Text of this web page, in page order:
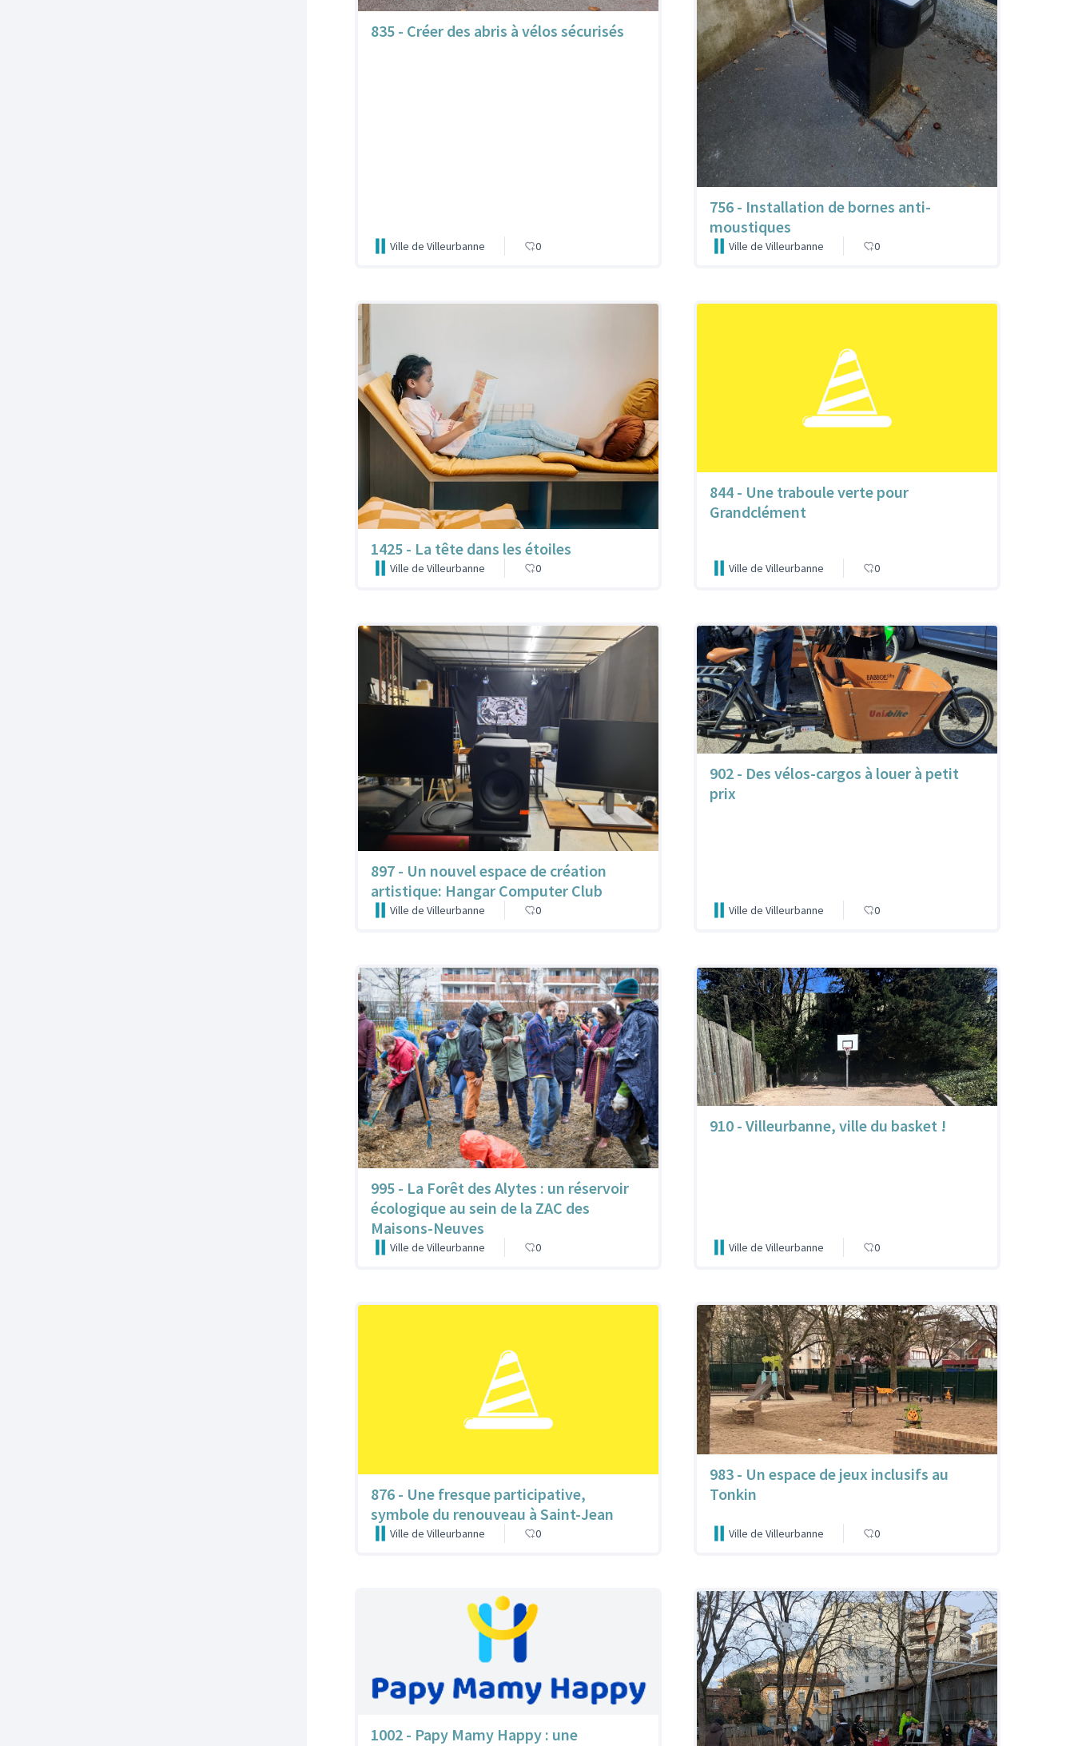
835 - Créer des abris à vélos sécurisés
Ville de Villeurbanne 0
756 - Installation de bornes anti-
moustiques
Ville de Villeurbanne 0
1425 - La tête dans les étoiles
Ville de Villeurbanne 0
844 - Une traboule verte pour
Grandclément
Ville de Villeurbanne 0
897 - Un nouvel espace de création
artistique: Hangar Computer Club
Ville de Villeurbanne 0
902 - Des vélos-cargos à louer à petit
prix
Ville de Villeurbanne 0
995 - La Forêt des Alytes : un réservoir
écologique au sein de la ZAC des
Maisons-Neuves
Ville de Villeurbanne 0
910 - Villeurbanne, ville du basket !
Ville de Villeurbanne 0
876 - Une fresque participative,
symbole du renouveau à Saint-Jean
Ville de Villeurbanne 0
983 - Un espace de jeux inclusifs au
Tonkin
Ville de Villeurbanne 0
1002 - Papy Mamy Happy : une